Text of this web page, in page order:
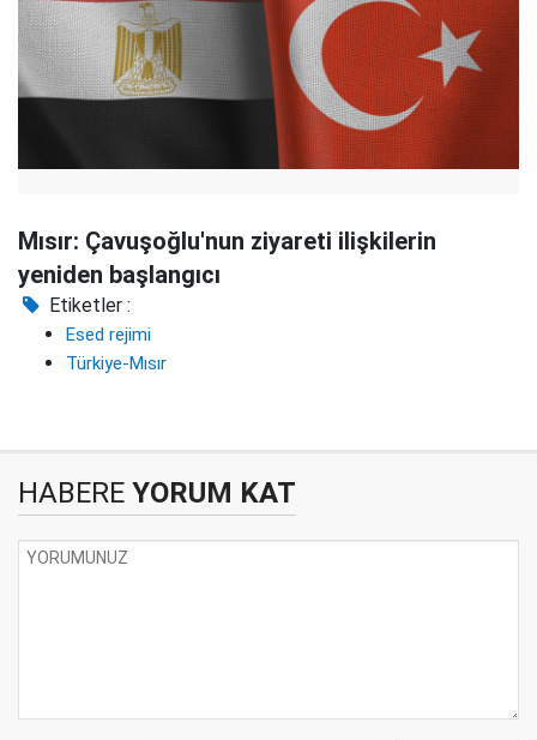
Mısır: Çavuşoğlu'nun ziyareti ilişkilerin
yeniden başlangıcı
Etiketler :
Esed rejimi
Türkiye-Mısır
HABERE YORUM KAT